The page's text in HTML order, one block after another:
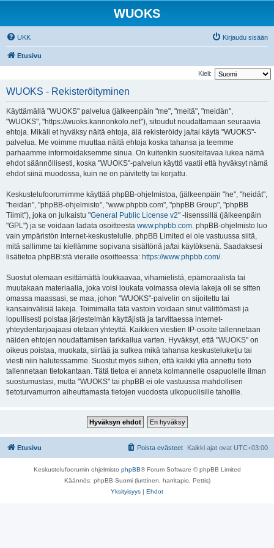
WUOKS
UKK Kirjaudu sisään
Etusivu
Kieli:
WUOKS - Rekisteröityminen
Käyttämällä "WUOKS" palvelua (jälkeenpäin "me", "meitä", "meidän",
"WUOKS", "https://wuoks.kannonkolo.net"), sitoudut noudattamaan seuraavia
ehtoja. Mikäli et hyväksy näitä ehtoja, älä rekisteröidy ja/tai käytä "WUOKS"-
palvelua. Me voimme muuttaa näitä ehtoja koska tahansa ja teemme
parhaamme informoidaksemme sinua. On kuitenkin suositeltavaa lukea nämä
ehdot säännöllisesti, koska "WUOKS"-palvelun käyttö vaatii että hyväksyt nämä
ehdot siinä muodossa, kuin ne on päivitetty tai korjattu.
Keskustelufoorumimme käyttää phpBB-ohjelmistoa, (jälkeenpäin "he", "heidät",
"heidän", "phpBB-ohjelmisto", "www.phpbb.com", "phpBB Group", "phpBB
Tiimit"), joka on julkaistu "General Public License v2" -lisenssillä (jälkeenpäin
"GPL") ja se voidaan ladata osoitteesta www.phpbb.com. phpBB-ohjelmisto luo
vain ympäristön internet-keskustelulle. phpBB Limited ei ole vastuussa siitä,
mitä sallimme tai kiellämme sopivana sisältönä ja/tai käytöksenä. Saadaksesi
lisätietoa phpBB:stä vieraile osoitteessa: https://www.phpbb.com/.
Suostut olemaan esittämättä loukkaavaa, vihamielistä, epämoraalista tai
muutakaan materiaalia, joka voisi loukata voimassa olevia lakeja oli se sitten
omassa maassasi, se maa, johon "WUOKS"-palvelin on sijoitettu tai
kansainvälisiä lakeja. Toimimalla tätä vastoin voidaan sinut välittömästi ja
lopullisesti poistaa järjestelmän käyttäjistä ja tarvittaessa internet-
yhteydentarjoajaasi otetaan yhteyttä. Kaikkien viestien IP-osoite tallennetaan
näiden ehtojen noudattamisen tarkkailua varten. Hyväksyt, että "WUOKS" on
oikeus poistaa, muokata, siirtää ja sulkea mikä tahansa keskusteluketju tai
viesti niin halutessamme. Suostut myös siihen, että kaikki yllä annettu tieto
tallennetaan tietokantaan. Tätä tietoa ei anneta kolmannelle osapuolelle ilman
suostumustasi, mutta "WUOKS" tai phpBB ei ole vastuussa mahdollisen
tietoturvamurron aiheuttamasta tietojen vuodosta ulkopuolisille tahoille.
Etusivu Kaikki ajat ovat UTC+03:00
Poista evästeet
Keskustelufoorumin ohjelmisto phpBB® Forum Software © phpBB Limited
Käännös: phpBB Suomi (lurttinen, harritapio, Pettis)
Yksityisyys | Ehdot